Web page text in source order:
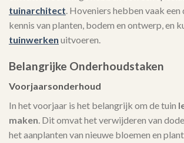
tuinarchitect. Hoveniers hebben vaak een
kennis van planten, bodem en ontwerp, en
tuinwerken uitvoeren.
Belangrijke Onderhoudstaken
Voorjaarsonderhoud
In het voorjaar is het belangrijk om de tuin
maken. Dit omvat het verwijderen van
het aanplanten van nieuwe bloemen en